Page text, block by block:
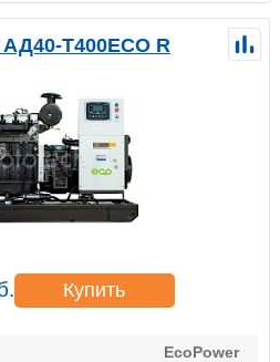
T400ECO R
Купить
EcoPower